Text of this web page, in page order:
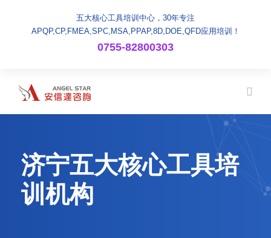
五大核心工具培训中心，30年专注
APQP,CP,FMEA,SPC,MSA,PPAP,8D,DOE,QFD应用培训！
0755-82800303
济宁五大核心工具培
训机构